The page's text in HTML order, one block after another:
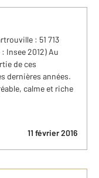
: 51 713
Insee 2012) Au
de ces
dernières années.
calme et riche
11 février 2016